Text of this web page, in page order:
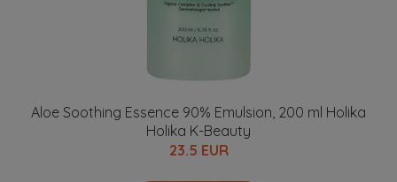
Aloe Soothing Essence 90% Emulsion, 200 ml Holika
Holika K-Beauty
23.5 EUR